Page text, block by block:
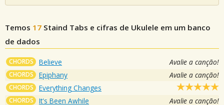
Temos 17 Staind Tabs e cifras de Ukulele em um banco
de dados
CHORDS Believe Avalie a canção!
CHORDS Epiphany Avalie a canção!
CHORDS Everything Changes
CHORDS It's Been Awhile Avalie a canção!